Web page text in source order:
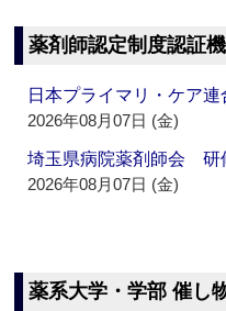
薬剤師認定制度認証
日本プライマリ・ケア
2026年08月07日 (金)
埼玉県病院薬剤師会
2026年08月07日 (金)
薬系大学・学部 催し